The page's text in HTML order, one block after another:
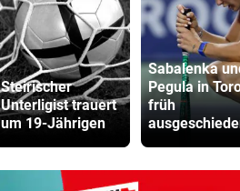
Steirischer
Unterligist trauert
um 19-Jährigen
Sabalenka
Pegula in
früh